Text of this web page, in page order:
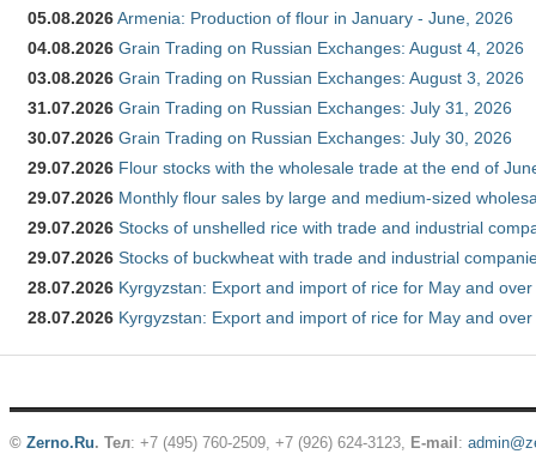
05.08.2026Armenia: Production of flour in January - June, 2026
04.08.2026 Grain Trading on Russian Exchanges: August 4, 2026
03.08.2026 Grain Trading on Russian Exchanges: August 3, 2026
31.07.2026 Grain Trading on Russian Exchanges: July 31, 2026
30.07.2026 Grain Trading on Russian Exchanges: July 30, 2026
29.07.2026 Flour stocks with the wholesale trade at the end of
29.07.2026 Monthly flour sales by large and medium-sized
29.07.2026 Stocks of unshelled rice with trade and industrial
29.07.2026 Stocks of buckwheat with trade and industrial
28.07.2026 Kyrgyzstan: Export and import of rice for May and
28.07.2026 Kyrgyzstan: Export and import of rice for May and
© Zerno.Ru. Тел: +7 (495) 760-2509, +7 (926) 624-3123, E-mail :